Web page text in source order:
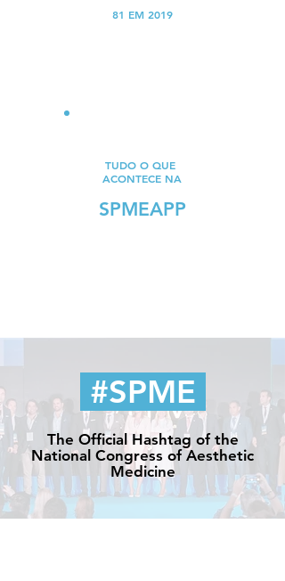
81 EM 2019
TUDO O QUE
ACONTECE NA
SPMEAPP
#SPME
The Official Hashtag of the
National Congress of Aesthetic
Medicine